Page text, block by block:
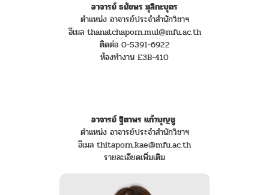
อาจารย์ ธนัชพร มุลิกะบุตร
ตำแหน่ง อาจารย์ประจำสำนักวิชาฯ
อีเมล thanatchaporn.mul@mfu.ac.th
ติดต่อ 0-5391-6922
ห้องทำงาน E3B-410
อาจารย์ ฐิตาพร แก้วบุญชู
ตำแหน่ง อาจารย์ประจำสำนักวิชาฯ
อีเมล thitaporn.kae@mfu.ac.th
รายละเอียดเพิ่มเติม